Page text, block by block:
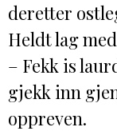
RAGNAR
SVART GULL I
HISTORIKK
ISHAVSMUSEETS
PETER S. BRANDAL
BILDEGALLERI
SKULE
SKULEBESØK
FARGELEGG
ISHAVSQUIZ
ISFLAKET
DONASJON
KONTAKT
deretter
Heldt lag
– Fekk is
gjekk inn
oppreven.